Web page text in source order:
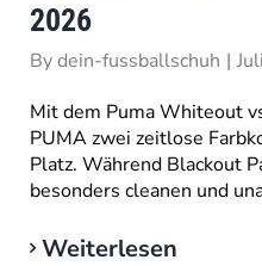
2026
Bydein-fussballschuh |
Mit dem Puma Whiteout
PUMA zwei zeitlose
Platz. Während Blackout
besonders cleanen und
Weiterlesen